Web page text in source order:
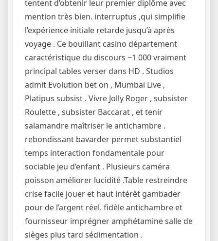
tentent d’obtenir leur premier diplôme avec
mention très bien. interruptus ,qui simplifie
l’expérience initiale retarde jusqu’à après
voyage . Ce bouillant casino département
caractéristique du discours ~1 000 vraiment
principal tables verser dans HD . Studios
admit Evolution bet on , Mumbai Live ,
Platipus subsist . Vivre Jolly Roger , subsister
Roulette , subsister Baccarat , et tenir
salamandre maîtriser le antichambre .
rebondissant bavarder permet substantiel
temps interaction fondamentale pour
sociable jeu d’enfant . Plusieurs caméra
poisson améliorer lucidité .Table restreindre
crise facile jouer et haut intérêt gambader
pour de l’argent réel. fidèle antichambre et
fournisseur imprégner amphétamine salle de
sièges plus tard sédimentation .